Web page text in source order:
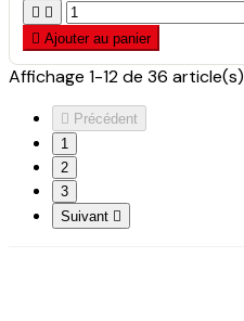
 
 Ajouter au panier
Affichage 1-12 de 36 article(s)
 Précédent
1
2
3
Suivant 